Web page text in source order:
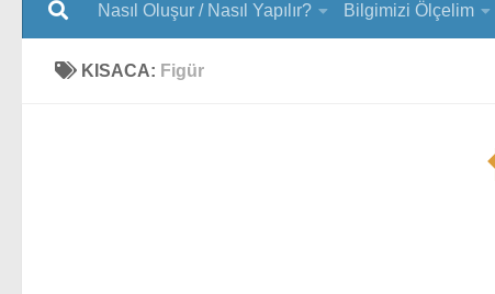
Nasıl Oluşur / Nasıl Yapılır? Bilgimizi Ölçelim
KISACA: Figür